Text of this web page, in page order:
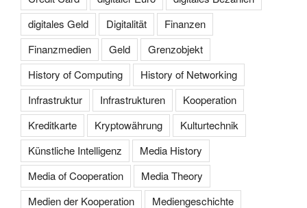
digitales Geld
Digitalität
Finanzen
Finanzmedien
Geld
Grenzobjekt
History of Computing
History of Networking
Infrastruktur
Infrastrukturen
Kooperation
Kreditkarte
Kryptowährung
Kulturtechnik
Künstliche Intelligenz
Media History
Media of Cooperation
Media Theory
Medien der Kooperation
Mediengeschichte